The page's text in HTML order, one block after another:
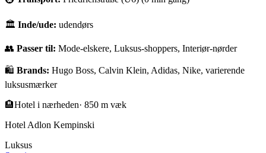
🏛 Inde/ude: udendørs
👥 Passer til: Mode-elskere, Luksus-shoppers, Interiør-nørder
🛍️ Brands: Hugo Boss, Calvin Klein, Adidas, Nike, varierende
luksusmærker
🏨Hotel i nærheden· 850 m væk
Hotel Adlon Kempinski
Luksus